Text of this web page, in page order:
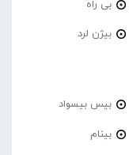
بی راه
بیژن لرد
بیس بیسواد
بینام